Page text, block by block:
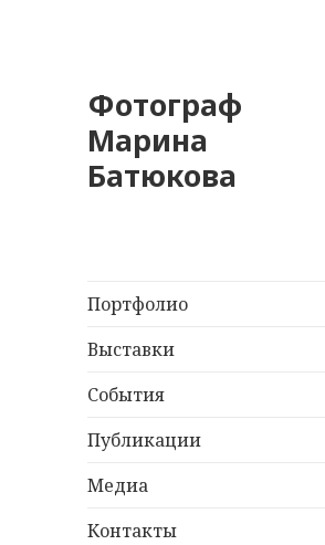
Фотограф
Марина
Батюкова
Портфолио
Выставки
События
Публикации
Медиа
Контакты